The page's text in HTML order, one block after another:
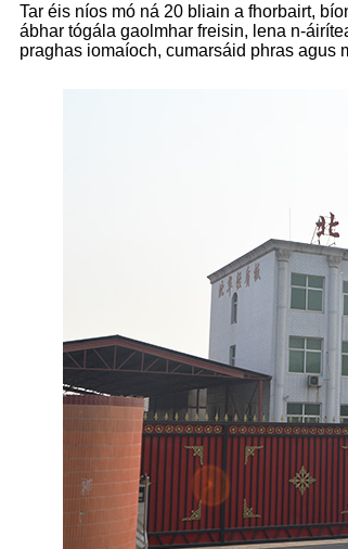
Tar éis níos mó ná 20 bliain a fhorbairt,
ábhar tógála gaolmhar freisin, lena n-
praghas iomaíoch, cumarsáid phras agus